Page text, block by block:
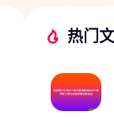
热门